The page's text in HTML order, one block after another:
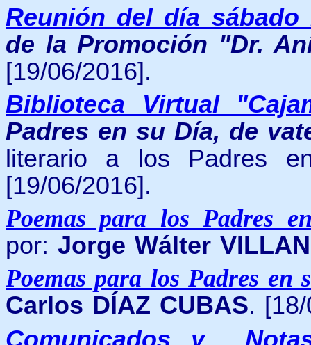
Reunión del día
de la Promoción "Dr.
[19/06/2016].
Biblioteca Virtual
Padres en su Día, de
literario a los Padres
[19/06/2016].
Poemas para los Padres
por: Jorge Wálter
Poemas para los Padres en
Carlos DÍAZ CUBAS.